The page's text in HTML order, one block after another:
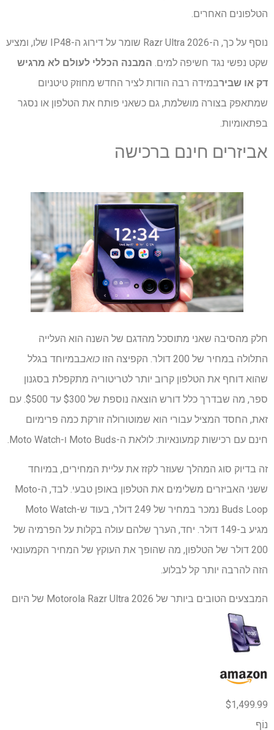
הטלפונים האחרים.
נוסף על כך, ה-Razr Ultra 2026 שומר על דירוג ה-IP48 שלו, ומציע
שקט נפשי נגד חשיפה למים.המבנה הכללי לעולם לא מרגיש
דק או שבירבמידה רבה הודות לציר החדש מחוזק טיטניום
שמתאפק בצורה מושלמת, גם כשאני פותח את הטלפון או נסגר
בפתאומיות.
אביזרים חינם ברכישה
חלק מהסיבה שאני מתוסכל מהדגם של השנה הוא העלייה
התלולה במחיר של 200 דולר. הקפיצה הזו
כואבבמיוחד בגלל
שהוא דוחף את הטלפון קרוב יותר לטריטוריה מתקפלת בסגנון
ספר, מה שבדרך כלל דורש הוצאה נוספת של $300 עד $500. עם
זאת, החסד המציל עבורי הוא שמוטורולה זורקת כמה פרימיום
חינם עם רכישות קמעונאיות: לולאת ה-Moto Buds ו-Moto Watch.
זה בדיוק סוג המהלך שעוזר לקזז את עליית המחירים, במיוחד
ששני האביזרים משלימים את הטלפון באופן טבעי. לבד, ה-Moto
Buds Loop נמכר במחיר של 249 דולר, בעוד ש-Moto Watch
מגיע ב-149 דולר. יחד, הערך שלהם עולה בקלות על הפרמיה של
200 דולר של הטלפון, מה שהופך את העוקץ של המחיר הקמעונאי
הזה להרבה יותר קל לבלוע.
המבצעים הטובים ביותר של Motorola Razr Ultra 2026 של היום
$1,499.99
נוֹף